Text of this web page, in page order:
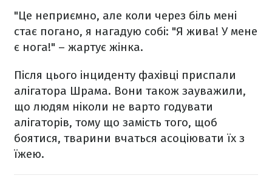
"Це неприємно, але коли через біль мені
стає погано, я нагадую собі: "Я жива! У мене
є нога!" – жартує жінка.
Після цього інциденту фахівці приспали
алігатора Шрама. Вони також зауважили,
що людям ніколи не варто годувати
алігаторів, тому що замість того, щоб
боятися, тварини вчаться асоціювати їх з
їжею.